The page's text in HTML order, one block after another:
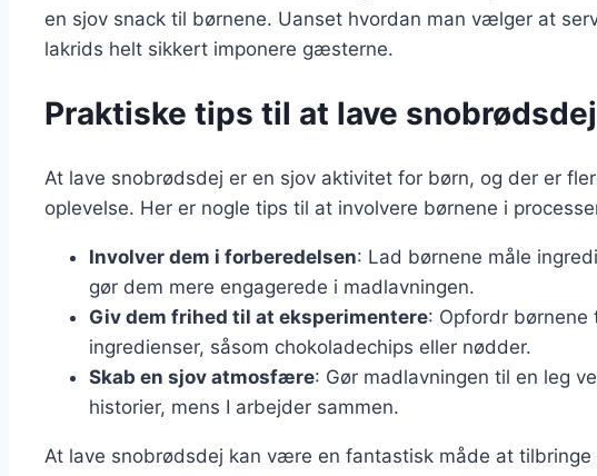
en sjov snack til børnene. Uanset hvordan man vælger at
lakrids helt sikkert imponere gæsterne.
Praktiske tips til at lave
At lave snobrødsdej er en sjov aktivitet for børn, og der er
oplevelse. Her er nogle tips til at involvere børnene i
Involver dem i forberedelsen: Lad børnene måle
gør dem mere engagerede i madlavningen.
Giv dem frihed til at eksperimentere: Opfordr
ingredienser, såsom chokoladechips eller nødder.
Skab en sjov atmosfære: Gør madlavningen til en leg
historier, mens I arbejder sammen.
At lave snobrødsdej kan være en fantastisk måde at